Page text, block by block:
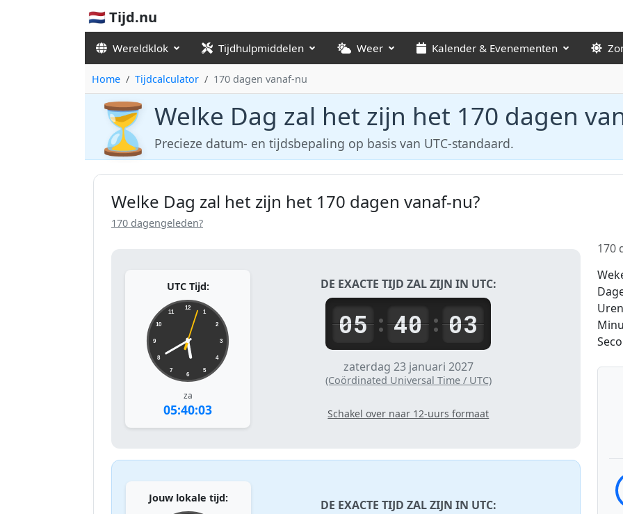
🇳🇱 Tijd.nu
Wereldklok Tijdhulpmiddelen Weer Kalender & Evenementen
Home Tijdcalculator 170 dagen vanaf-nu
⏳ Welke Dag zal het zijn het 170 dagen
Precieze datum- en tijdsbepaling op basis van UTC-standaard.
Welke Dag zal het zijn het 170 dagen vanaf-nu?
170 dagengeleden?
UTC Tijd:
12
1
2
3
4
5
6
7
8
9
10
11
za
05:40:03
DE EXACTE TIJD ZAL ZIJN IN UTC:
05 : 40 : 03
zaterdag 23 januari 2027
(Coördinated Universal Time / UTC)
Schakel over naar 12-uurs formaat
Jouw lokale tijd: DE EXACTE TIJD ZAL ZIJN IN UTC:
170
Uren